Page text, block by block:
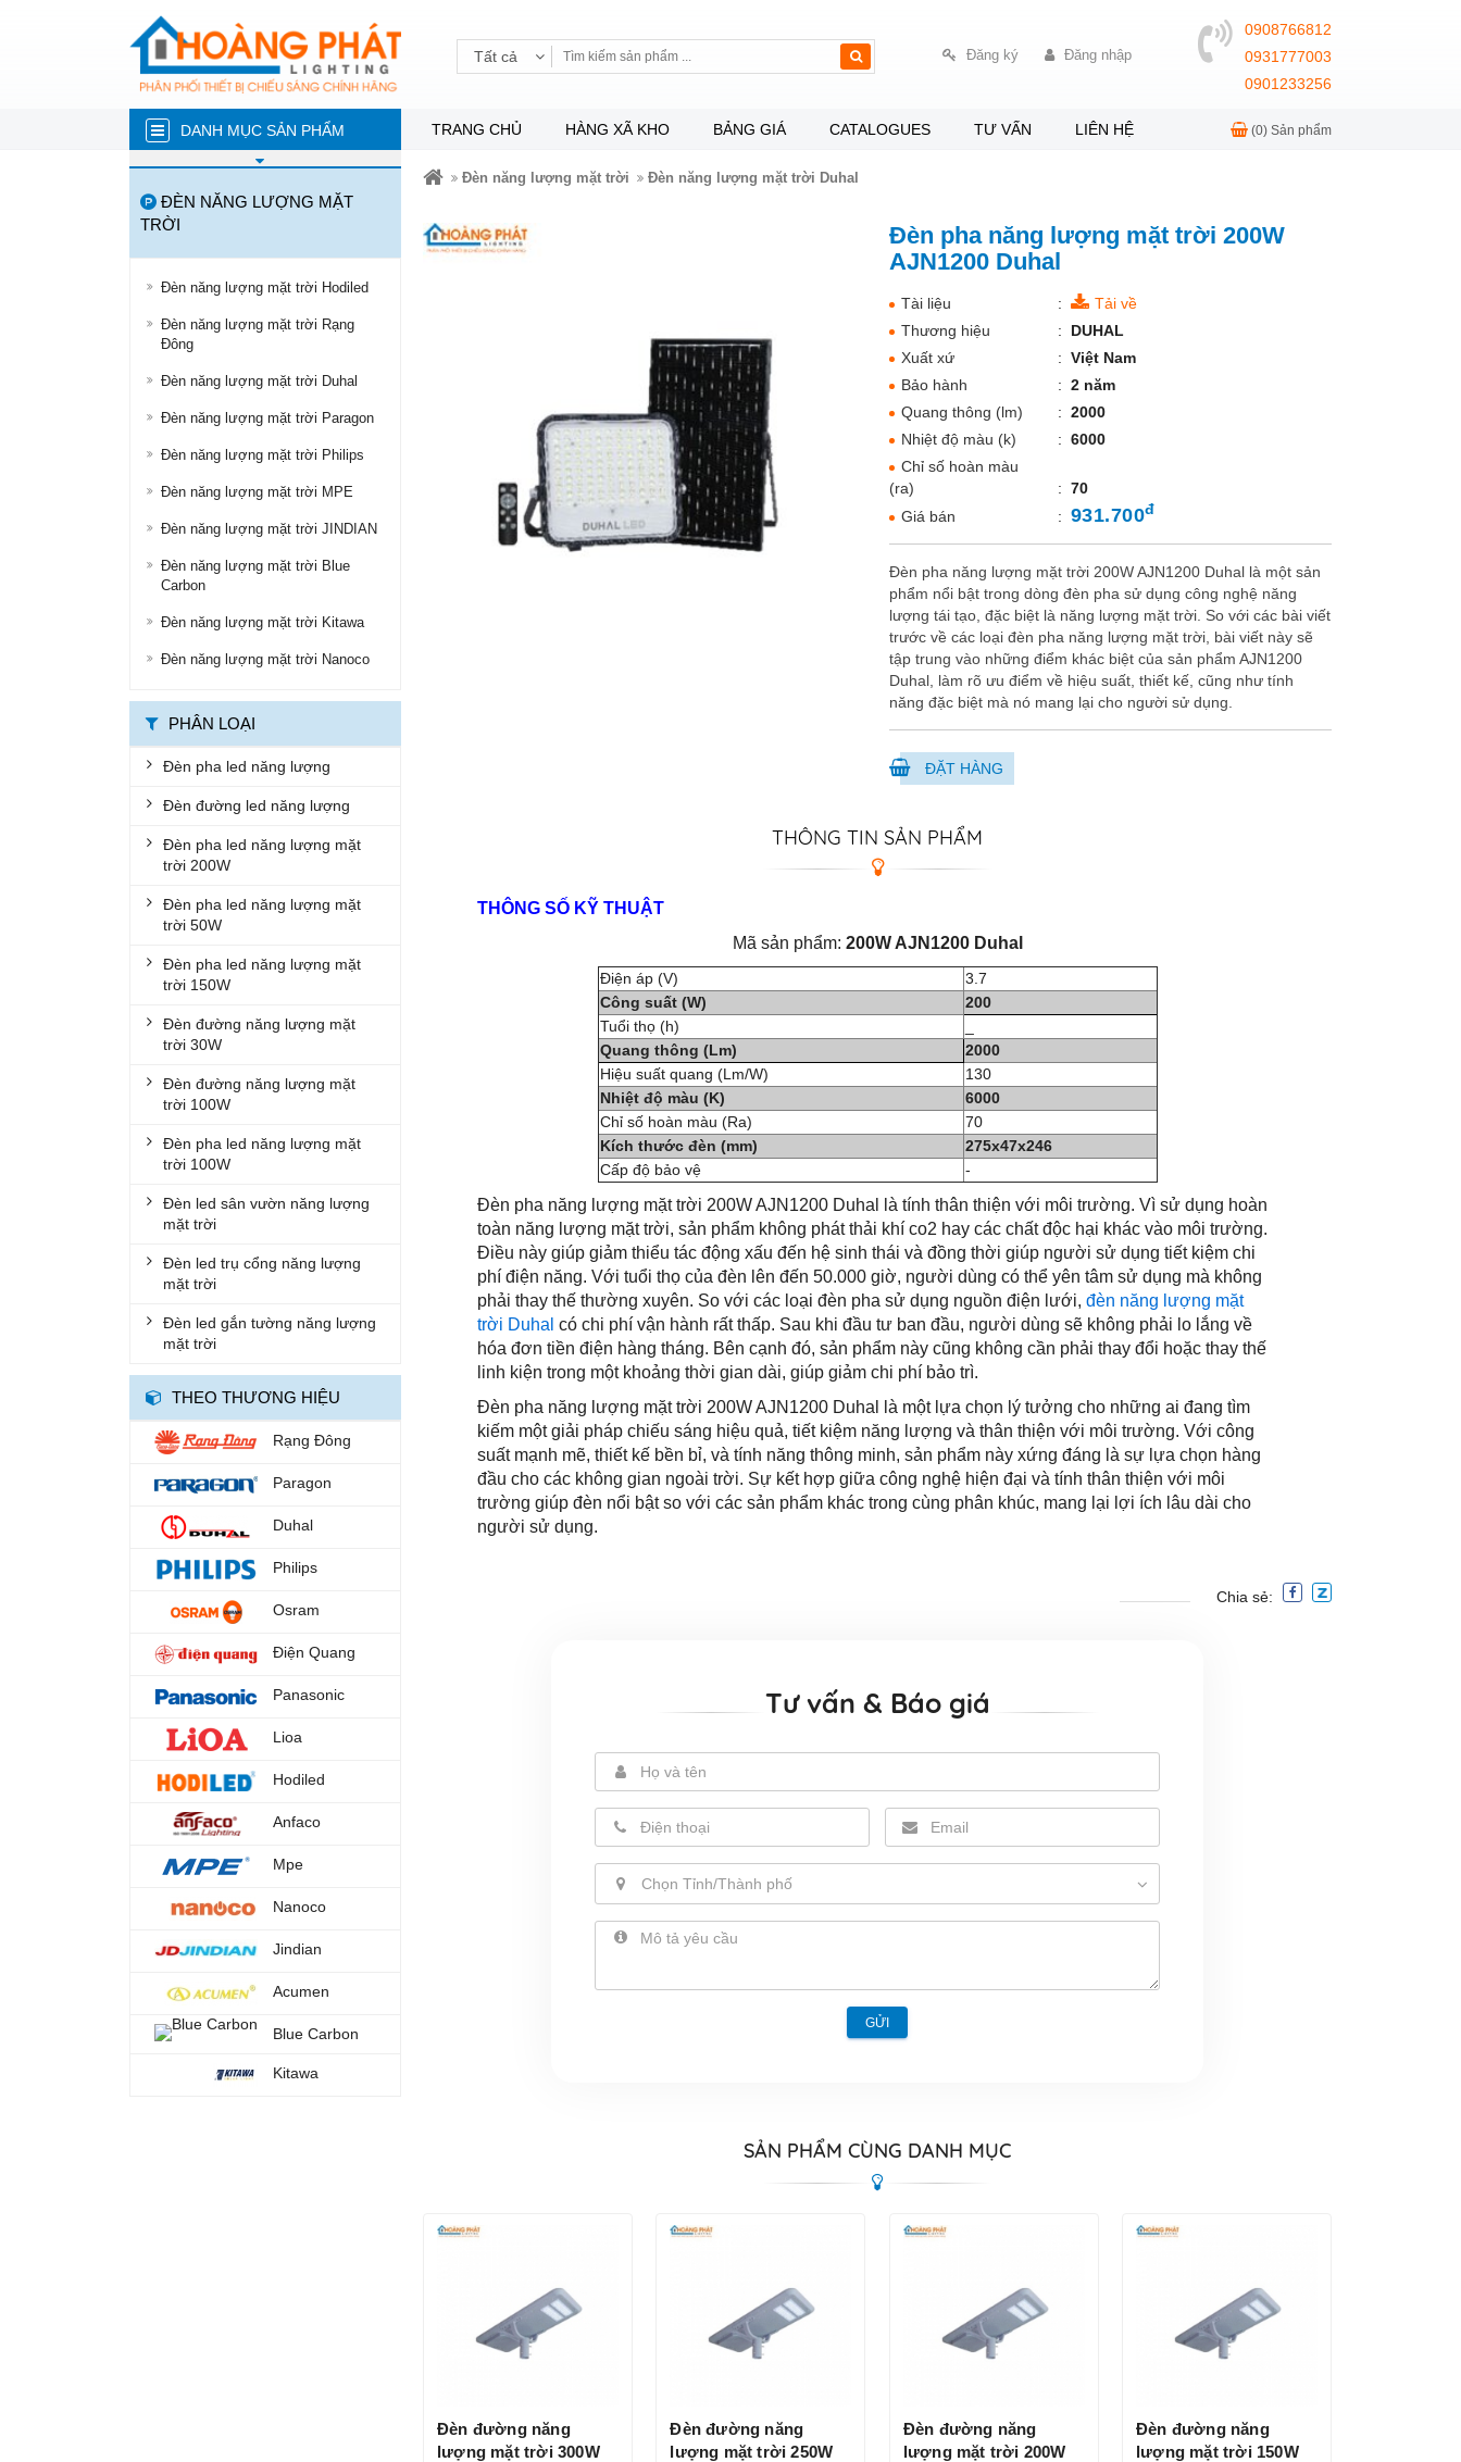
Tất cả Đăng ký Đăng nhập
0908766812
0931777003
0901233256
DANH MỤC SẢN PHẨM
ĐÈN NĂNG LƯỢNG MẶT TRỜI
ĐÈN LED TRÒN
ĐÈN LED ÂM TRẦN
ĐÈN RỌI RAY
ĐÈN ĐƯỜNG LED
ĐÈN LED ỐP TRẦN
ĐÈN EXIT
ĐÈN CHỐNG THẤM
ĐÈN ÂM NƯỚC, ÂM ĐẤT
ĐÈN DIỆT KHUẨN
ĐÈN TRỤ CỔNG
ĐÈN LED TRỒNG RAU
ĐÈN BÀN HỌC
ĐÈN DIỆT CÔN TRÙNG
QUẠT SẠC
ĐÈN THẢ
ĐÈN ÂM TƯỜNG
TRANG CHỦ HÀNG XÃ KHO BẢNG GIÁ CATALOGUES TƯ VẤN LIÊN HỆ (0) Sản phẩm
ĐÈN NĂNG LƯỢNG MẶT
TRỜI
Đèn năng lượng mặt trời Hodiled
Đèn năng lượng mặt trời Rạng
Đông
Đèn năng lượng mặt trời Duhal
Đèn năng lượng mặt trời Paragon
Đèn năng lượng mặt trời Philips
Đèn năng lượng mặt trời MPE
Đèn năng lượng mặt trời JINDIAN
Đèn năng lượng mặt trời Blue
Carbon
Đèn năng lượng mặt trời Kitawa
Đèn năng lượng mặt trời Nanoco
PHÂN LOẠI
Đèn pha led năng lượng
Đèn đường led năng lượng
Đèn pha led năng lượng mặt
trời 200W
Đèn pha led năng lượng mặt
trời 50W
Đèn pha led năng lượng mặt
trời 150W
Đèn đường năng lượng mặt
trời 30W
Đèn đường năng lượng mặt
trời 100W
Đèn pha led năng lượng mặt
trời 100W
Đèn led sân vườn năng lượng
mặt trời
Đèn led trụ cổng năng lượng
mặt trời
Đèn led gắn tường năng lượng
mặt trời
THEO THƯƠNG HIỆU
Rạng Đông
Paragon
Duhal
Philips
Osram
Điện Quang
Panasonic
Lioa
Hodiled
Anfaco
Mpe
Nanoco
Jindian
Acumen
Blue Carbon
Kitawa
Đèn năng lượng mặt trời Đèn năng lượng mặt trời Duhal
Đèn pha năng lượng mặt trời 200W
AJN1200 Duhal
Tài liệu :
Tải về
Thương hiệu
: DUHAL
Xuất xứ
: Việt Nam
Bảo hành
: 2 năm
Quang thông (lm)
: 2000
Nhiệt độ màu (k)
: 6000
Chỉ số hoàn màu
(ra)
: 70
Giá bán
: 931.700đ
Đèn pha năng lượng mặt trời 200W AJN1200 Duhal là một sản
phẩm nổi bật trong dòng đèn pha sử dụng công nghệ năng
lượng tái tạo, đặc biệt là năng lượng mặt trời. So với các bài viết
trước về các loại đèn pha năng lượng mặt trời, bài viết này sẽ
tập trung vào những điểm khác biệt của sản phẩm AJN1200
Duhal, làm rõ ưu điểm về hiệu suất, thiết kế, cũng như tính
năng đặc biệt mà nó mang lại cho người sử dụng.
ĐẶT HÀNG
THÔNG TIN SẢN PHẨM
THÔNG SỐ KỸ THUẬT
Mã sản phẩm: 200W AJN1200 Duhal
Điện áp (V)
3.7
Công suất (W)
200
Tuổi thọ (h)
Quang thông (Lm)
2000
Hiệu suất quang (Lm/W)
130
Nhiệt độ màu (K)
6000
Chỉ số hoàn màu (Ra)
70
Kích thước đèn (mm)
275x47x246
Cấp độ bảo vệ
-
Đèn pha năng lượng mặt trời 200W AJN1200 Duhal là tính thân thiện với môi trường. Vì sử dụng hoàn
toàn năng lượng mặt trời, sản phẩm không phát thải khí co2 hay các chất độc hại khác vào môi trường.
Điều này giúp giảm thiểu tác động xấu đến hệ sinh thái và đồng thời giúp người sử dụng tiết kiệm chi
phí điện năng. Với tuổi thọ của đèn lên đến 50.000 giờ, người dùng có thể yên tâm sử dụng mà không
phải thay thế thường xuyên. So với các loại đèn pha sử dụng nguồn điện lưới, đèn năng lượng mặt
trời Duhal có chi phí vận hành rất thấp. Sau khi đầu tư ban đầu, người dùng sẽ không phải lo lắng về
hóa đơn tiền điện hàng tháng. Bên cạnh đó, sản phẩm này cũng không cần phải thay đổi hoặc thay thế
linh kiện trong một khoảng thời gian dài, giúp giảm chi phí bảo trì.
Đèn pha năng lượng mặt trời 200W AJN1200 Duhal là một lựa chọn lý tưởng cho những ai đang tìm
kiếm một giải pháp chiếu sáng hiệu quả, tiết kiệm năng lượng và thân thiện với môi trường. Với công
suất mạnh mẽ, thiết kế bền bỉ, và tính năng thông minh, sản phẩm này xứng đáng là sự lựa chọn hàng
đầu cho các không gian ngoài trời. Sự kết hợp giữa công nghệ hiện đại và tính thân thiện với môi
trường giúp đèn nổi bật so với các sản phẩm khác trong cùng phân khúc, mang lại lợi ích lâu dài cho
người sử dụng.
Chia sẻ:
Tư vấn & Báo giá
Chọn Tỉnh/Thành phố
GỬI
SẢN PHẨM CÙNG DANH MỤC
Đèn đường năng
lượng mặt trời 300W
Đèn đường năng
lượng mặt trời 250W
Đèn đường năng
lượng mặt trời 200W
Đèn đường năng
lượng mặt trời 150W